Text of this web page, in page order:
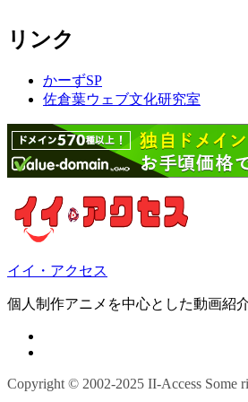
リンク
かーずSP
佐倉葉ウェブ文化研究室
イイ・アクセス
個人制作アニメを中心とした動画紹
Copyright © 2002-2025 II-Access Some